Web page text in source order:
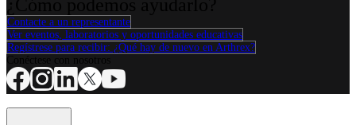
Contacte a un representante
Ver eventos, laboratorios y oportunidades educativas
Regístrese para recibir: ¿Qué hay de nuevo en Arthrex?